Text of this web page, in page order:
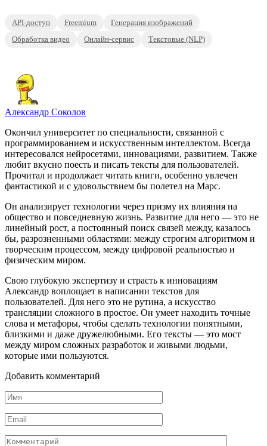
API-доступ Freemium
Генерация изображений
Обработка видео
Онлайн-сервис Текстовые (NLP)
Александр Соколов
Окончил университет по специальности, связанной с
программированием и искусственным интеллектом. Всегда
интересовался нейросетями, инновациями, развитием. Также
любит вкусно поесть и писать тексты для пользователей.
Прочитал и продолжает читать книги, особенно увлечен
фантастикой и с удовольствием бы полетел на Марс.
Он анализирует технологии через призму их влияния на
общество и повседневную жизнь. Развитие для него — это не
линейный рост, а постоянный поиск связей между, казалось
бы, разрозненными областями: между строгим алгоритмом и
творческим процессом, между цифровой реальностью и
физическим миром.
Свою глубокую экспертизу и страсть к инновациям
Александр воплощает в написании текстов для
пользователей. Для него это не рутина, а искусство
трансляции сложного в простое. Он умеет находить точные
слова и метафоры, чтобы сделать технологии понятными,
близкими и даже дружелюбными. Его тексты — это мост
между миром сложных разработок и живыми людьми,
которые ими пользуются.
Добавить комментарий
Имя
*
Email
*
Комментарий